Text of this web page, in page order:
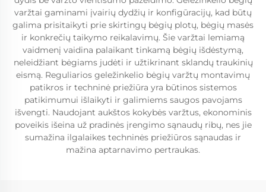
varžtai gaminami įvairių dydžių ir konfigūracijų, kad būtų
galima prisitaikyti prie skirtingų bėgių plotų, bėgių masės
ir konkrečių taikymo reikalavimų. Šie varžtai lemiamą
vaidmenį vaidina palaikant tinkamą bėgių išdėstymą,
neleidžiant bėgiams judėti ir užtikrinant sklandų traukinių
eismą. Reguliarios geležinkelio bėgių varžtų montavimų
patikros ir techninė priežiūra yra būtinos sistemos
patikimumui išlaikyti ir galimiems saugos pavojams
išvengti. Naudojant aukštos kokybės varžtus, ekonominis
poveikis išeina už pradinės įrengimo sąnaudų ribų, nes jie
sumažina ilgalaikes techninės priežiūros sąnaudas ir
mažina aptarnavimo pertraukas.